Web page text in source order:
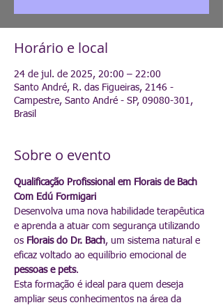
Horário e local
24 de jul. de 2025, 20:00 – 22:00
Santo André, R. das Figueiras, 2146 -
Campestre, Santo André - SP, 09080-301,
Brasil
Sobre o evento
Qualificação Profissional em Florais de Bach
Com Edú Formigari
Desenvolva uma nova habilidade terapêutica
e aprenda a atuar com segurança utilizando
os Florais do Dr. Bach, um sistema natural e
eficaz voltado ao equilíbrio emocional de
pessoas e pets.
Esta formação é ideal para quem deseja
ampliar seus conhecimentos na área da